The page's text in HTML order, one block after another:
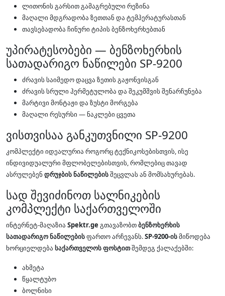
ლითონის გარსით გამაგრებული რეზინა
მაღალი მდგრადობა ზეთთან და ტემპერატურასთან
თავსებადობა ჩინური ტიპის ბენზოხერხებთან
უპირატესობები — ბენზოხერხის
სათადარიგო ნაწილები SP-9200
ძრავის საიმედო დაცვა ზეთის გაჟონვისგან
ძრავის სრული ჰერმეტულობა და შეკუმშვის შენარჩუნება
მარტივი მონტაჟი და ზუსტი მორგება
მაღალი რესურსი — ნაკლები ცვეთა
ვისთვისაა განკუთვნილი SP-9200
კომპლექტი იდეალურია როგორც ტექნიკოსებისთვის, ისე
ინდივიდუალური მფლობელებისთვის, რომლებიც თავად
ასრულებენდრუჯბის ნაწილებისშეცვლას ან მომსახურებას.
სად შევიძინოთ სალნიკების
კომპლექტი საქართველოში
ინტერნეტ-მაღაზია Spektr.ge გთავაზობთბენზოხერხის
სათადარიგო ნაწილებისფართო არჩევანს.SP-9200-ისმიწოდება
ხორციელდება საქართველოს ფოსტითშემდეგ ქალაქებში:
ახმეტა
წყალტუბო
ბოლნისი